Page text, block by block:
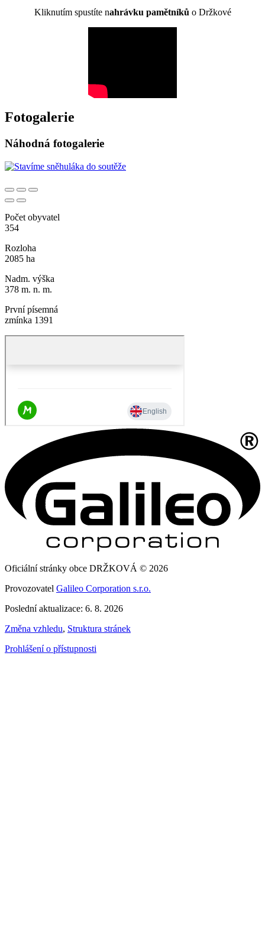
Kliknutím spustíte nahrávku pamětníků o Držkové
Fotogalerie
Náhodná fotogalerie
Počet obyvatel
354
Rozloha
2085 ha
Nadm. výška
378 m. n. m.
První písemná
zmínka 1391
Oficiální stránky obce DRŽKOVÁ © 2026
Provozovatel Galileo Corporation s.r.o.
Poslední aktualizace: 6. 8. 2026
Změna vzhledu, Struktura stránek
Prohlášení o přístupnosti